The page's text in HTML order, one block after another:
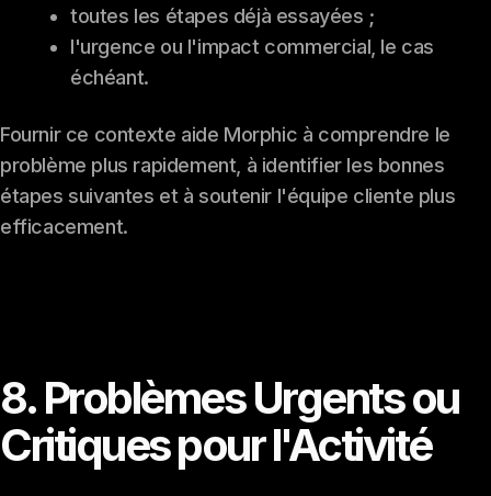
toutes les étapes déjà essayées ;
l'urgence ou l'impact commercial, le cas
échéant.
Fournir ce contexte aide Morphic à comprendre le
problème plus rapidement, à identifier les bonnes
étapes suivantes et à soutenir l'équipe cliente plus
efficacement.
8. Problèmes Urgents ou
Critiques pour l'Activité